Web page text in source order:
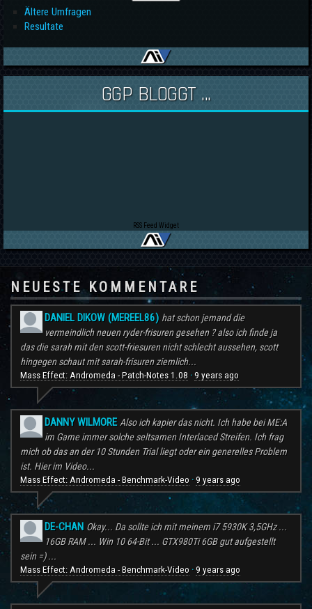
Ältere Umfragen
Resultate
GGP BLOGGT ...
RSS Feed Widget
NEUESTE KOMMENTARE
DANIEL DIKOW (MEREEL86) hat schon jemand die
vermeindlich neuen ryder-frisuren gesehen ? also ich finde ja
das die sarah mit den scott-friesuren nicht schlecht aussehen, scott
hingegen schaut mit sarah-frisuren ziemlich...
Mass Effect: Andromeda - Patch-Notes 1.08 · 9 years ago
DANNY WILMORE Also ich kapier das nicht. Ich habe bei ME:A
im Game immer solche seltsamen Interlaced Streifen. Ich frag
mich ob das an der 10 Stunden Trial liegt oder ein generelles Problem
ist. Hier im Video...
Mass Effect: Andromeda - Benchmark-Video · 9 years ago
DE-CHAN Okay... Da sollte ich mit meinem i7 5930K 3,5GHz ...
16GB RAM ... Win 10 64-Bit ... GTX980Ti 6GB gut aufgestellt
sein =) ...
Mass Effect: Andromeda - Benchmark-Video · 9 years ago